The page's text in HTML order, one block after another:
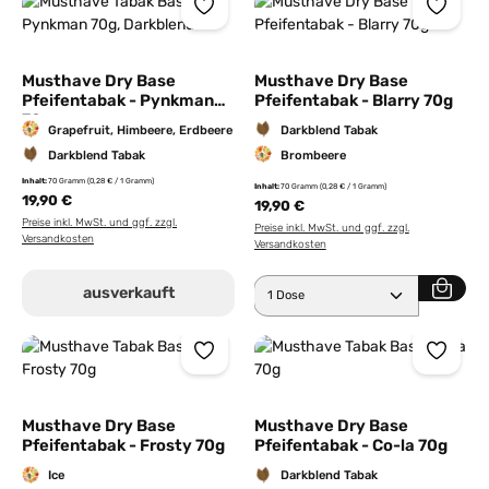
Musthave Dry Base
Pfeifentabak - Pynkman
70g
Grapefruit, Himbeere, Erdbeere
Darkblend Tabak
Inhalt:70 Gramm (0,28 € / 1 Gramm)
19,90 €
Preise inkl. MwSt. und ggf. zzgl.
Versandkosten
ausverkauft
Musthave Dry Base
Pfeifentabak - Blarry 70g
Darkblend Tabak
Brombeere
Inhalt:70 Gramm (0,28 € / 1 Gramm)
19,90 €
Preise inkl. MwSt. und ggf. zzgl.
Versandkosten
Produkt Anzahl: Gib den
Musthave Dry Base
Pfeifentabak - Frosty 70g
Ice
Musthave Dry Base
Pfeifentabak - Co-la 70g
Darkblend Tabak